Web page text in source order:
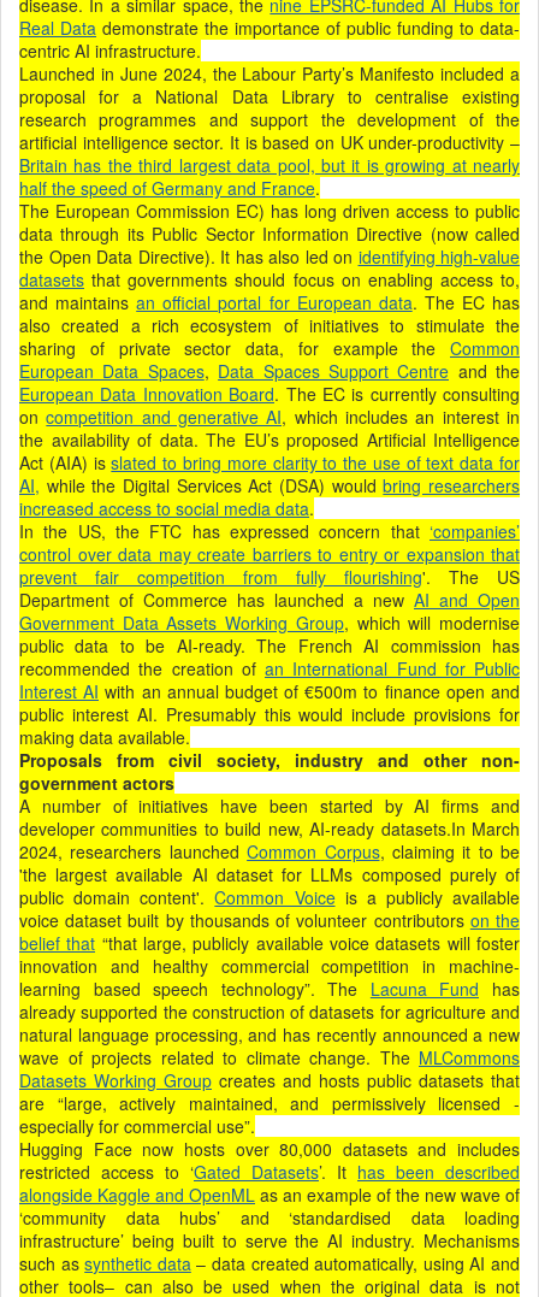
Real Data demonstrate the importance of public funding to data-
centric AI infrastructure.
Launched in June 2024, the Labour Party’s Manifesto included a
proposal for a National Data Library to centralise existing
research programmes and support the development of the
artificial intelligence sector. It is based on UK under-productivity –
Britain has the third largest data pool, but it is growing at nearly
half the speed of Germany and France.
The European Commission EC) has long driven access to public
data through its Public Sector Information Directive (now called
the Open Data Directive). It has also led on identifying high-value
datasets that governments should focus on enabling access to,
and maintainsan official portal for European data. The EC has
also created a rich ecosystem of initiatives to stimulate the
sharing of private sector data, for example the Common
European Data Spaces, Data Spaces Support Centre and the
European Data Innovation Board. The EC is currently consulting
oncompetition and generative AI, which includes an interest in
the availability of data. The EU’s proposed Artificial Intelligence
Act (AIA) isslated to bring more clarity to the use of text data for
AI, while the Digital Services Act (DSA) wouldbring researchers
increased access to social media data.
In the US, the FTC has expressed concern that ‘companies’
control over data may create barriers to entry or expansion that
prevent fair competition from fully flourishing'. The US
Department of Commerce has launched a new AI and Open
Government Data Assets Working Group, which will modernise
public data to be AI-ready. The French AI commission has
recommended the creation of an International Fund for Public
Interest AI with an annual budget of €500m to finance open and
public interest AI. Presumably this would include provisions for
making data available.
Proposals from civil society, industry and other non-
government actors
A number of initiatives have been started by AI firms and
developer communities to build new, AI-ready datasets.In March
2024, researchers launchedCommon Corpus, claiming it to be
'the largest available AI dataset for LLMs composed purely of
public domain content'.Common Voiceis a publicly available
voice dataset built by thousands of volunteer contributors on the
belief that “that large, publicly available voice datasets will foster
innovation and healthy commercial competition in machine-
learning based speech technology”. The Lacuna Fund has
already supported the construction of datasets for agriculture and
natural language processing, and has recently announced a new
wave of projects related to climate change. The MLCommons
Datasets Working Group creates and hosts public datasets that
are “large, actively maintained, and permissively licensed -
especially for commercial use”.
Hugging Face now hosts over 80,000 datasets and includes
restricted access to ‘Gated Datasets’. It has been described
alongside Kaggle and OpenML as an example of the new wave of
‘community data hubs’ and ‘standardised data loading
infrastructure’ being built to serve the AI industry. Mechanisms
such assynthetic data – data created automatically, using AI and
other tools– can also be used when the original data is not